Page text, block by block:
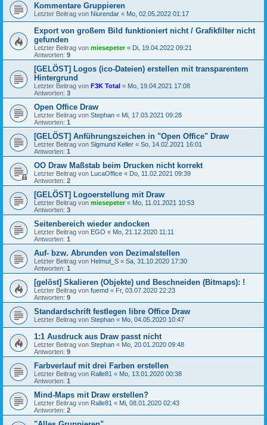
Kommentare Gruppieren
Letzter Beitrag von Niurendar « Mo, 02.05.2022 01:17
Export von großem Bild funktioniert nicht / Grafikfilter nicht
gefunden
Letzter Beitrag von miesepeter« Di, 19.04.2022 09:21
Antworten: 9
[GELÖST] Logos (ico-Dateien) erstellen mit transparentem
Hintergrund
Letzter Beitrag von F3K Total « Mo, 19.04.2021 17:08
Antworten: 3
Open Office Draw
Letzter Beitrag von Stephan « Mi, 17.03.2021 09:28
Antworten: 1
[GELÖST] Anführungszeichen in "Open Office" Draw
Letzter Beitrag von Sigmund Keller « So, 14.02.2021 16:01
Antworten: 1
OO Draw Maßstab beim Drucken nicht korrekt
Letzter Beitrag von LucaOffice « Do, 11.02.2021 09:39
Antworten: 2
[GELÖST] Logoerstellung mit Draw
Letzter Beitrag von miesepeter« Mo, 11.01.2021 10:53
Antworten: 3
Seitenbereich wieder andocken
Letzter Beitrag von EGO « Mo, 21.12.2020 11:11
Antworten: 1
Auf- bzw. Abrunden von Dezimalstellen
Letzter Beitrag von Helmut_S « Sa, 31.10.2020 17:30
Antworten: 1
[gelöst] Skalieren (Objekte) und Beschneiden (Bitmaps): !
Letzter Beitrag von fuemd « Fr, 03.07.2020 22:23
Antworten: 9
Standardschrift festlegen libre Office Draw
Letzter Beitrag von Stephan « Mo, 04.05.2020 10:47
1:1 Ausdruck aus Draw passt nicht
Letzter Beitrag von Stephan « Mo, 20.01.2020 09:48
Antworten: 9
Farbverlauf mit drei Farben erstellen
Letzter Beitrag von Ralle81 « Mo, 13.01.2020 00:38
Antworten: 1
Mind-Maps mit Draw erstellen?
Letzter Beitrag von Ralle81 « Mi, 08.01.2020 02:43
Antworten: 2